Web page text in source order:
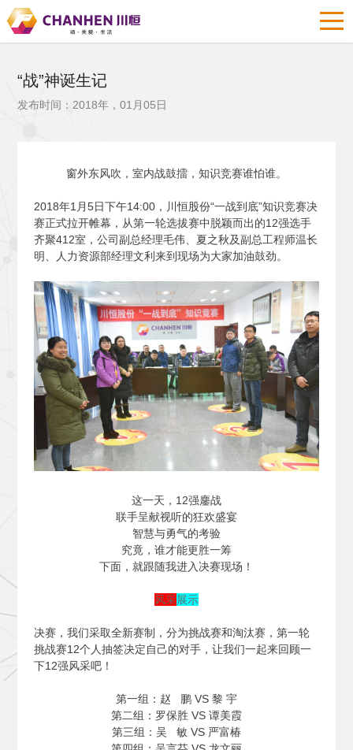
“战”神诞生记
发布时间：2018年，01月05日
窗外东风吹，室内战鼓擂，知识竞赛谁怕谁。
2018年1月5日下午14:00，川恒股份“一战到底”知识竞赛决
赛正式拉开帷幕，从第一轮选拔赛中脱颖而出的12强选手
齐聚412室，公司副总经理毛伟、夏之秋及副总工程师温长
明、人力资源部经理文利来到现场为大家加油鼓劲。
这一天，12强鏖战
联手呈献视听的狂欢盛宴
智慧与勇气的考验
究竟，谁才能更胜一筹
下面，就跟随我进入决赛现场！
风采展示
决赛，我们采取全新赛制，分为挑战赛和淘汰赛，第一轮
挑战赛12个人抽签决定自己的对手，让我们一起来回顾一
下12强风采吧！
第一组：赵 鹏 VS 黎 宇
第二组：罗保胜 VS 谭美霞
第三组：吴 敏 VS 严富椿